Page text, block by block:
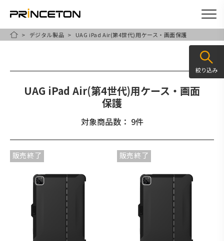
HOMEデジタル製品 UAG iPad Air(第4世代)用ケース・画面保護
UAG iPad Air(第4世代)用ケース・画面
保護
対象商品数： 9件
販売終了 販売終了
絞り込み